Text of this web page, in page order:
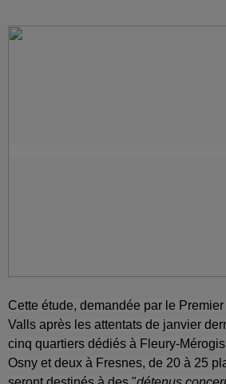
Cette étude, demandée par le
Valls après les attentats de janvier
cinq quartiers dédiés à Fleury-
Osny et deux à Fresnes, de 20 à 25